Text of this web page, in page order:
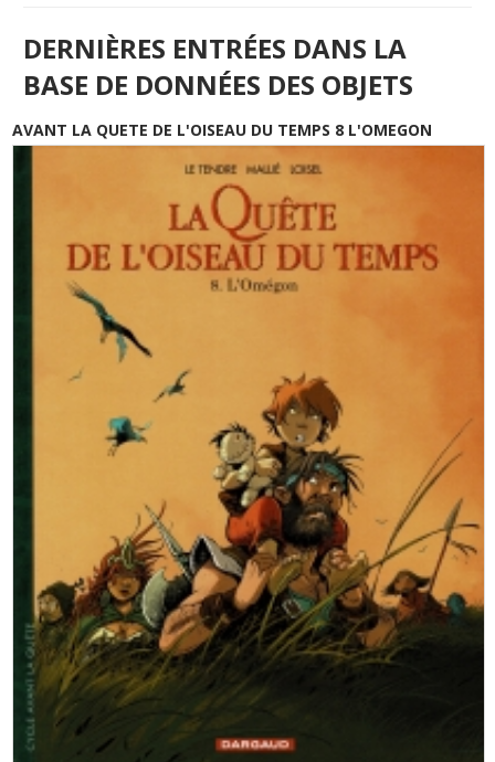
DERNIÈRES ENTRÉES DANS LA
BASE DE DONNÉES DES OBJETS
AVANT LA QUETE DE L'OISEAU DU TEMPS 8 L'OMEGON